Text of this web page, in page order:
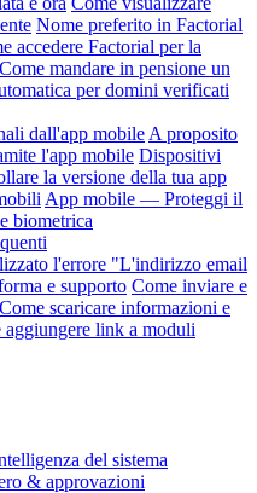
Nome preferito in Factorial
accedere Factorial per la
Come mandare in pensione un
per domini verificati
dall'app mobile A proposito
l'app mobile Dispositivi
la versione della tua app
App mobile — Proteggi il
biometrica
l'errore "L'indirizzo email
e supporto Come inviare e
Come scaricare informazioni e
aggiungere link a moduli
del sistema
& approvazioni